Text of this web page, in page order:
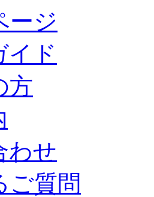
ージ
イド
方
わせ
ご質問